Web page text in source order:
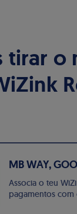
tirar
MB WAY,
Associa o teu
pagamentos com